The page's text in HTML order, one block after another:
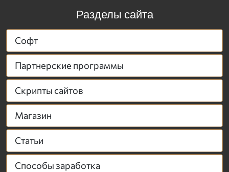
Разделы сайта
Софт
Партнерские программы
Скрипты сайтов
Магазин
Статьи
Способы заработка